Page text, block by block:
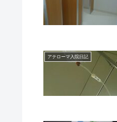
アテローマ入院日記